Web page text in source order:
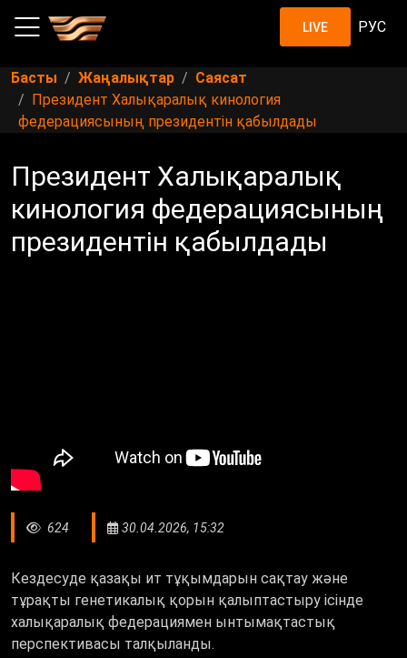
LIVE РУС
Басты Жаңалықтар
Саясат
Президент Халықаралық кинология
федерациясының президентін қабылдады
Президент Халықаралық
кинология федерациясының
президентін қабылдады
624 30.04.2026, 15:32
Кездесуде қазақы ит тұқымдарын сақтау және
тұрақты генетикалық қорын қалыптастыру ісінде
халықаралық федерациямен ынтымақтастық
перспективасы талқыланды.